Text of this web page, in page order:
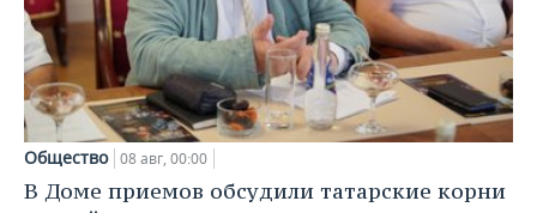
Общество 08 авг, 00:00
В Доме приемов обсудили татарские корни